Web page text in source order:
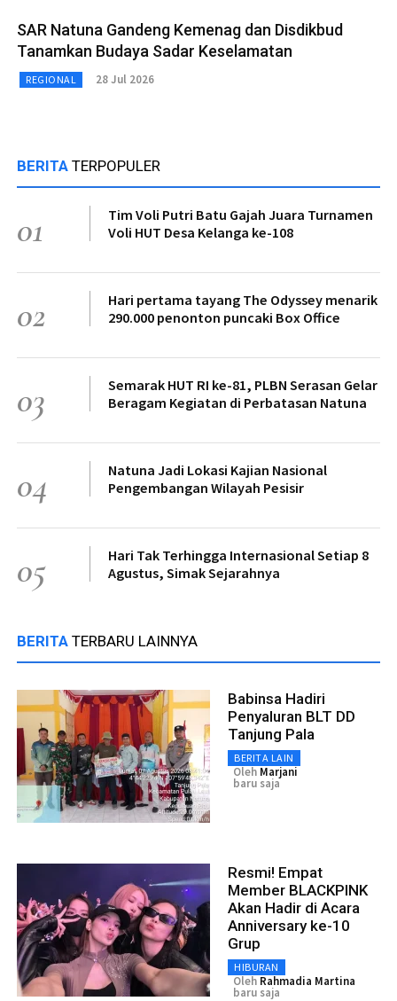
SAR Natuna Gandeng Kemenag dan Disdikbud
Tanamkan Budaya Sadar Keselamatan
REGIONAL 28 Jul 2026
BERITA TERPOPULER
01
Tim Voli Putri Batu Gajah Juara Turnamen
Voli HUT Desa Kelanga ke-108
02
Hari pertama tayang The Odyssey menarik
290.000 penonton puncaki Box Office
03
Semarak HUT RI ke-81, PLBN Serasan Gelar
Beragam Kegiatan di Perbatasan Natuna
04
Natuna Jadi Lokasi Kajian Nasional
Pengembangan Wilayah Pesisir
05
Hari Tak Terhingga Internasional Setiap 8
Agustus, Simak Sejarahnya
BERITA TERBARU LAINNYA
Babinsa Hadiri
Penyaluran BLT DD
Tanjung Pala
BERITA LAIN
Oleh Marjani
baru saja
Resmi! Empat
Member BLACKPINK
Akan Hadir di Acara
Anniversary ke-10
Grup
HIBURAN
Oleh Rahmadia Martina
baru saja